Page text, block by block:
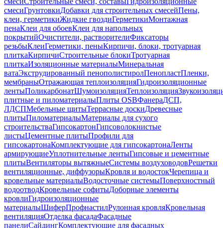
смесиГрунтовкиДобавки для строительных смесейПены,
клеи, герметикиЖидкие гвоздиГерметикиМонтажная
пенаКлеи для обоевКлеи для напольных
покрытийОчистители, растворителиФиксаторы
резьбыКлеиГерметики, пеныКирпичи, блоки, тротуарная
плиткаКирпичиСтроительные блокиТротуарная
плиткаИзоляционные материалыМинеральная
ватаЭкструдированный пенополистиролПенопластПленки,
мембраныОтражающая теплоизоляцияГидроизоляционные
лентыПоликарбонатШумоизоляцияТеплоизоляция
плитные и пиломатериалыПлиты OSBФанераДСП,
ЛДСПМебельные щитыТеррасные доскиДревесные
плитыПиломатериалыМатериалы для сухого
строительстваГипсокартонГипсоволокнистые
листыЦементные плитыПрофили для
гипсокартонаКомплектующие для гипсокартонаЛенты
армирующиеУплотнительные лентыГипсовые и цементные
плитыВентиляторы вытяжныеСистемы воздуховодовРешетки
вентиляционные, диффузорыКровля и водостокЧерепица и
кровельные материалыВодосточные системыПоверхностный
водоотводКровельные софитыДоборные элементы
кровлиГидроизоляционные
материалыШиферПрофнастилРулонная кровляКровельная
вентиляцияОтделка фасадаФасадные
панелиСайдингКомплектующие для фасадных